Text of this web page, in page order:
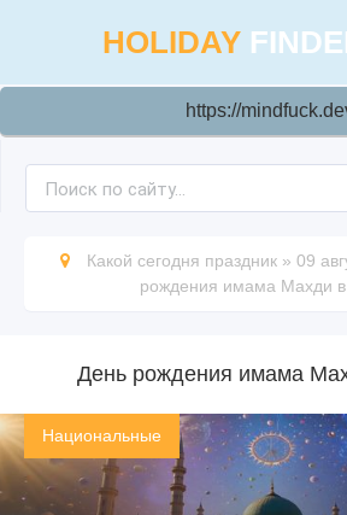
HOLIDAY
https://
Какой сегодня праздник » 09
рождения имама Махди
День рождения имама
Национальные